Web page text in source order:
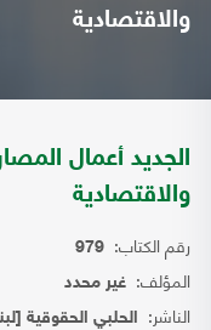
والاقتصادية
الجديد أعمال
والاقتصادية
رقم الكتاب: 979
المؤلف: غير محدد
الناشر: الحلبي الحقوقية